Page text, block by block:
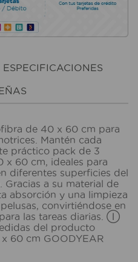
ESPECIFICACIONES
de 40 x 60 cm para
Mantén cada
práctico pack de 3
x 60 cm, ideales para
diferentes superficies del
a su material de
absorción y una limpieza
convirtiéndose en
las tareas diarias. Ⓘ
del producto
60 cm GOODYEAR